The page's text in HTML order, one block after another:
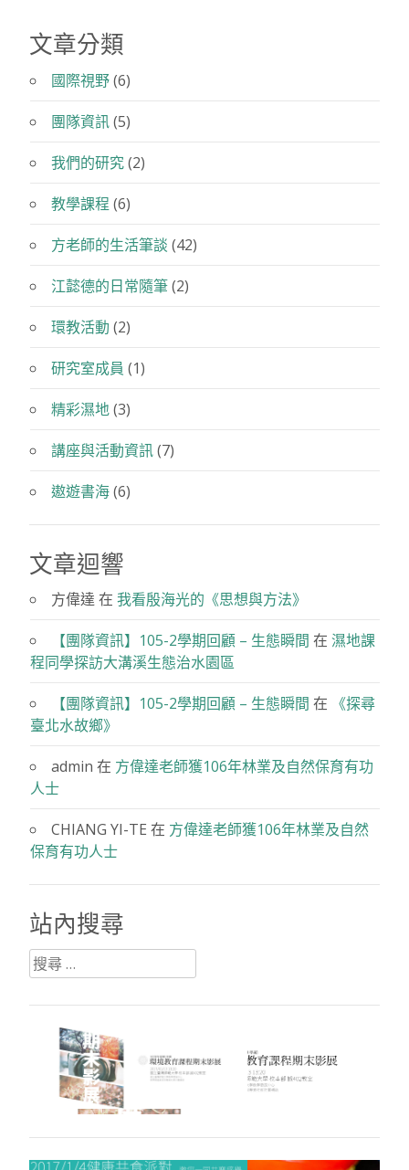
文章分類
國際視野(6)
團隊資訊(5)
我們的研究(2)
教學課程 (6)
方老師的生活筆談 (42)
江懿德的日常隨筆(2)
環教活動 (2)
研究室成員 (1)
精彩濕地(3)
講座與活動資訊(7)
遨遊書海(6)
文章迴響
方偉達 在 我看殷海光的《思想與方法》
【團隊資訊】105-2學期回顧 – 生態瞬間 在 濕地課
程同學探訪大溝溪生態治水園區
【團隊資訊】105-2學期回顧 – 生態瞬間 在 《探尋
臺北水故鄉》
admin 在 方偉達老師獲106年林業及自然保育有功
人士
CHIANG YI-TE 在 方偉達老師獲106年林業及自然
保育有功人士
站內搜尋
搜
尋：